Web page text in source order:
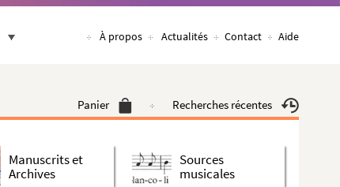
À propos Actualités Contact Aide
Panier Recherches récentes
Manuscrits et
Archives
Sources
musicales